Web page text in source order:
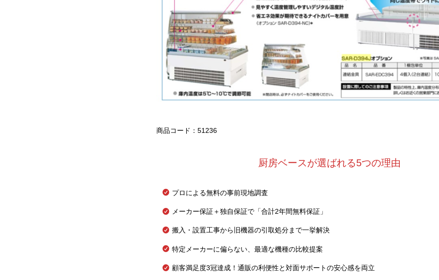
商品コード：51236
厨房ベースが選ばれる5つの理由
プロによる無料の事前現地調査
メーカー保証＋独自保証で「合計2年間無料保証」
搬入・設置工事から旧機器の引取処分まで一挙解決
特定メーカーに偏らない、最適な機種の比較提案
顧客満足度3冠達成！通販の利便性と対面サポートの安心感を両立